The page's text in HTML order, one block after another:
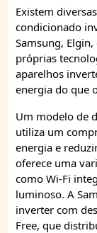
Existem
condicionado
Samsung,
próprias
aparelhos
energia do que
Um modelo de
utiliza um
energia e
oferece uma
como Wi-Fi
luminoso. A
inverter com
Free, que